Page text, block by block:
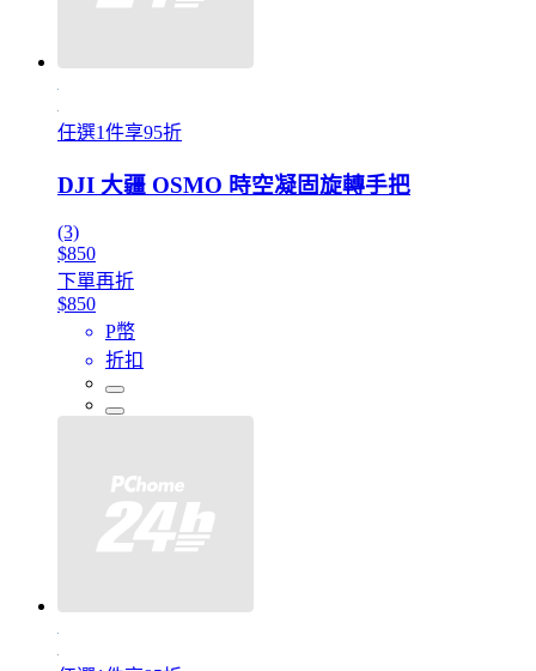
任選1件享95折
DJI 大疆 OSMO 時空凝固旋轉手把
(3)
$850
下單再折
$850
P幣
折扣